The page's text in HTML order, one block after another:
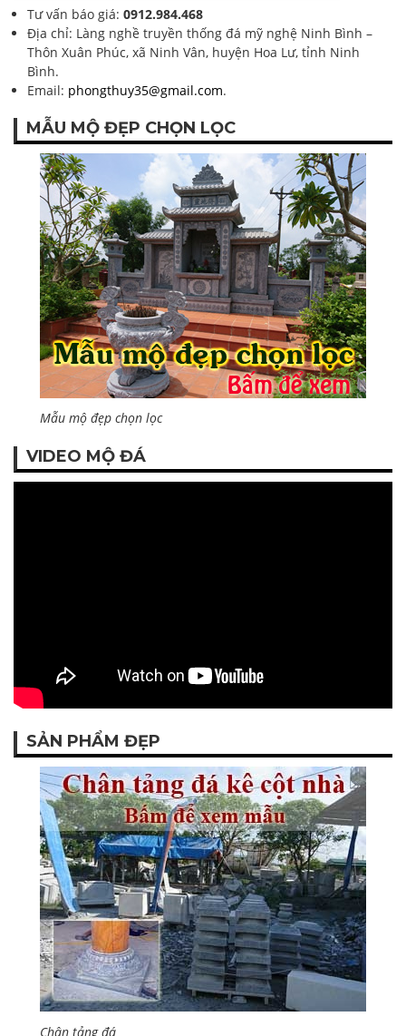
Tư vấn báo giá: 0912.984.468
Địa chỉ: Làng nghề truyền thống đá mỹ nghệ Ninh Bình –
Thôn Xuân Phúc, xã Ninh Vân, huyện Hoa Lư, tỉnh Ninh
Bình.
Email: phongthuy35@gmail.com.
MẪU MỘ ĐẸP CHỌN LỌC
Mẫu mộ đẹp chọn lọc
VIDEO MỘ ĐÁ
SẢN PHẨM ĐẸP
Chân tảng đá